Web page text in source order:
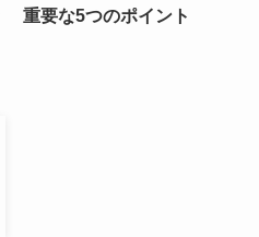
重要な5つのポイント